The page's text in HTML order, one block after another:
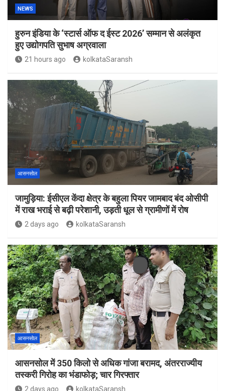
NEWS
हुरुन इंडिया के ‘स्टार्स ऑफ द ईस्ट 2026’ सम्मान से अलंकृत
हुए उद्योगपति सुभाष अग्रवाला
21 hours ago kolkataSaransh
आसनसोल
जामुड़िया: ईसीएल केंदा क्षेत्र के बहुला पियर जामबाद बंद ओसीपी
में राख भराई से बढ़ी परेशानी, उड़ती धूल से ग्रामीणों में रोष
2 days ago kolkataSaransh
आसनसोल
आसनसोल में 350 किलो से अधिक गांजा बरामद, अंतरराज्यीय
तस्करी गिरोह का भंडाफोड़; चार गिरफ्तार
2 days ago kolkataSaransh